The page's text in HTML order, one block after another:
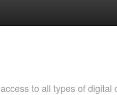
to all types of digital